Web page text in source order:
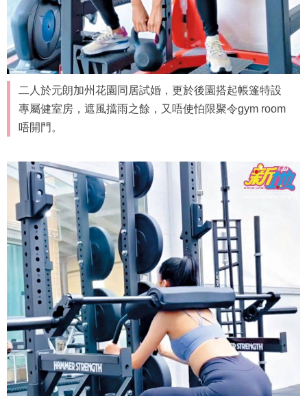
二人於元朗加州花園同居試婚，更於後園搭起帳篷特設
專屬健室房，遮風擋雨之餘，又唔使怕限聚令gym room
唔開門。